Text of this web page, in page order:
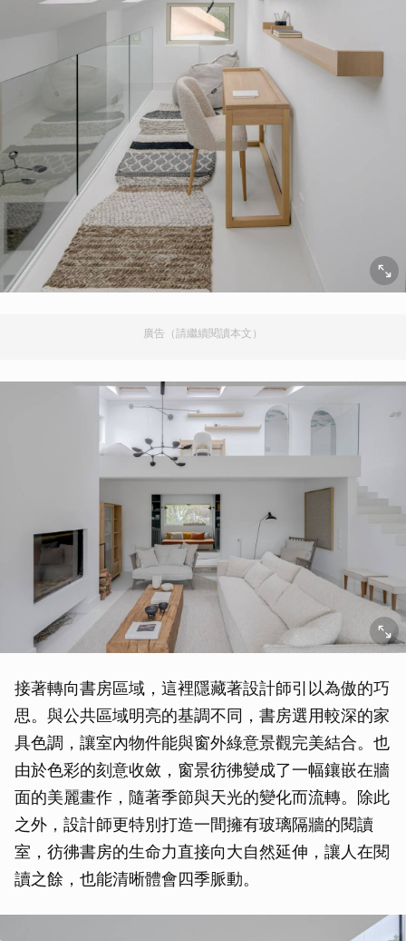
廣告（請繼續閱讀本文）
接著轉向書房區域，這裡隱藏著設計師引以為傲的巧
思。與公共區域明亮的基調不同，書房選用較深的家
具色調，讓室內物件能與窗外綠意景觀完美結合。也
由於色彩的刻意收斂，窗景彷彿變成了一幅鑲嵌在牆
面的美麗畫作，隨著季節與天光的變化而流轉。除此
之外，設計師更特別打造一間擁有玻璃隔牆的閱讀
室，彷彿書房的生命力直接向大自然延伸，讓人在閱
讀之餘，也能清晰體會四季脈動。